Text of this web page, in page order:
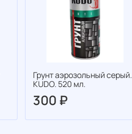
Грунт аэрозольный серый.
KUDO. 520 мл.
300 ₽